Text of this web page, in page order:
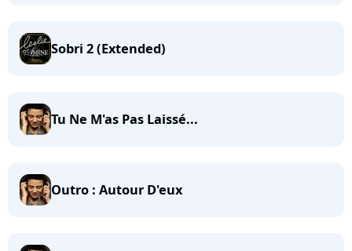
Sobri 2 (Extended)
Tu Ne M'as Pas Laissé...
Outro : Autour D'eux